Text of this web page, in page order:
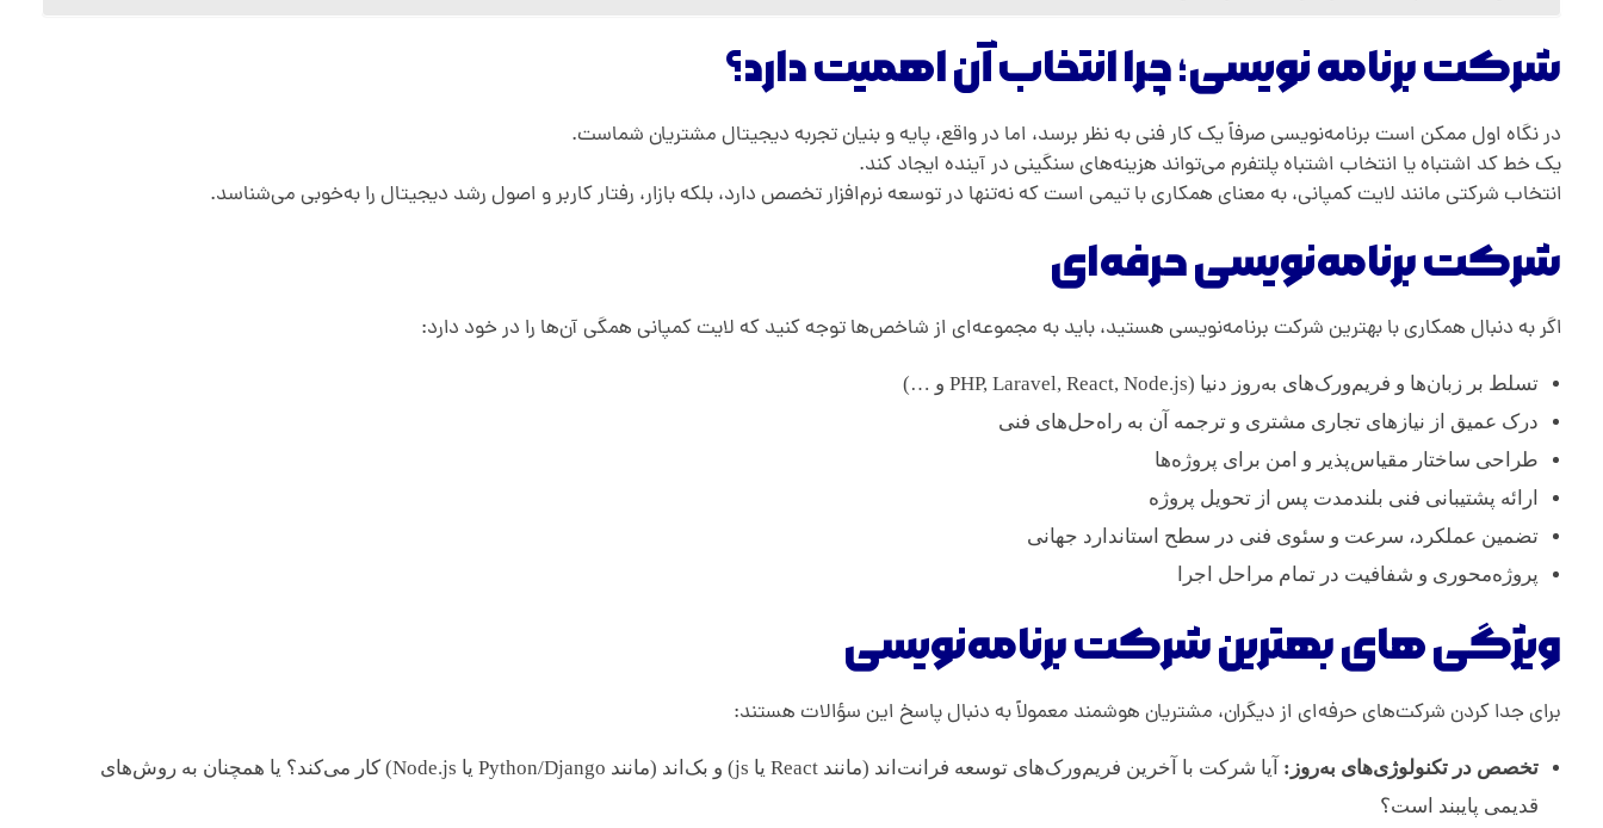
ن
ا
م
ه
ن
و
ی
س
ی
شرکت برنامه‌ نویسی؛ چرا انتخاب آن اهمیت دارد؟
در نگاه اول ممکن است برنامه‌نویسی صرفاً یک کار فنی به نظر برسد، اما در واقع، پایه و بنیان تجربه دیجیتال مشتریان شماست.
یک خط کد اشتباه یا انتخاب اشتباه پلتفرم می‌تواند هزینه‌های سنگینی در آینده ایجاد کند.
انتخاب شرکتی مانند لایت کمپانی، به معنای همکاری با تیمی است که نه‌تنها در توسعه نرم‌افزار تخصص دارد، بلکه بازار، رفتار کاربر و اصول رشد دیجیتال را به‌خوبی می‌شناسد.
شرکت برنامه‌نویسی حرفه‌ای
اگر به دنبال همکاری با بهترین شرکت برنامه‌نویسی هستید، باید به مجموعه‌ای از شاخص‌ها توجه کنید که لایت کمپانی همگی آن‌ها را در خود دارد:
تسلط بر زبان‌ها و فریم‌ورک‌های به‌روز دنیا (PHP, Laravel, React, Node.js و …)
درک عمیق از نیازهای تجاری مشتری و ترجمه آن به راه‌حل‌های فنی
طراحی ساختار مقیاس‌پذیر و امن برای پروژه‌ها
ارائه پشتیبانی فنی بلندمدت پس از تحویل پروژه
تضمین عملکرد، سرعت و سئوی فنی در سطح استاندارد جهانی
پروژه‌محوری و شفافیت در تمام مراحل اجرا
ویژگی های بهترین شرکت برنامه‌نویسی
برای جدا کردن شرکت‌های حرفه‌ای از دیگران، مشتریان هوشمند معمولاً به دنبال پاسخ این سؤالات هستند:
تخصص در تکنولوژی‌های به‌روز:
آیا شرکت با آخرین فریم‌ورک‌های توسعه فرانت‌اند (مانند React یا js) و بک‌اند (مانند Python/Django یا Node.js) کار می‌کند؟ یا همچنان به روش‌های
قدیمی پایبند است؟